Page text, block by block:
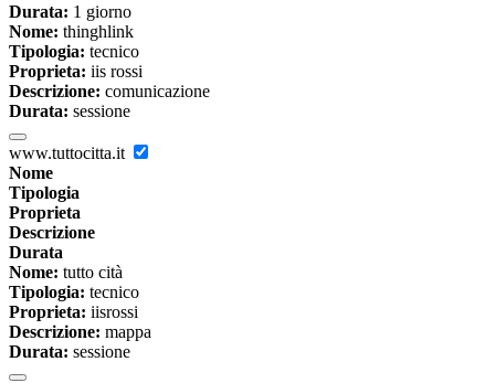
Durata: 1 giorno
Nome: thinghlink
Tipologia: tecnico
Proprieta: iis rossi
Descrizione: comunicazione
Durata: sessione
www.tuttocitta.it
Nome
Tipologia
Proprieta
Descrizione
Durata
Nome: tutto cità
Tipologia: tecnico
Proprieta: iisrossi
Descrizione: mappa
Durata: sessione